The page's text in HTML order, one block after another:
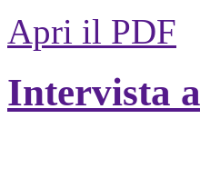
Apri il PDF
Intervista